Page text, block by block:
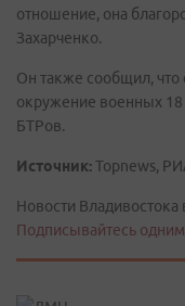
отношение, она
Захарченко.
Он также сообщил, что
окружение военных 18
БТРов.
Источник:Topnews,
Новости Владивостока
Подписывайтесь